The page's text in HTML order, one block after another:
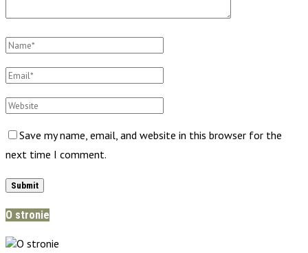
Save my name, email, and website in this browser for the
next time I comment.
O stronie